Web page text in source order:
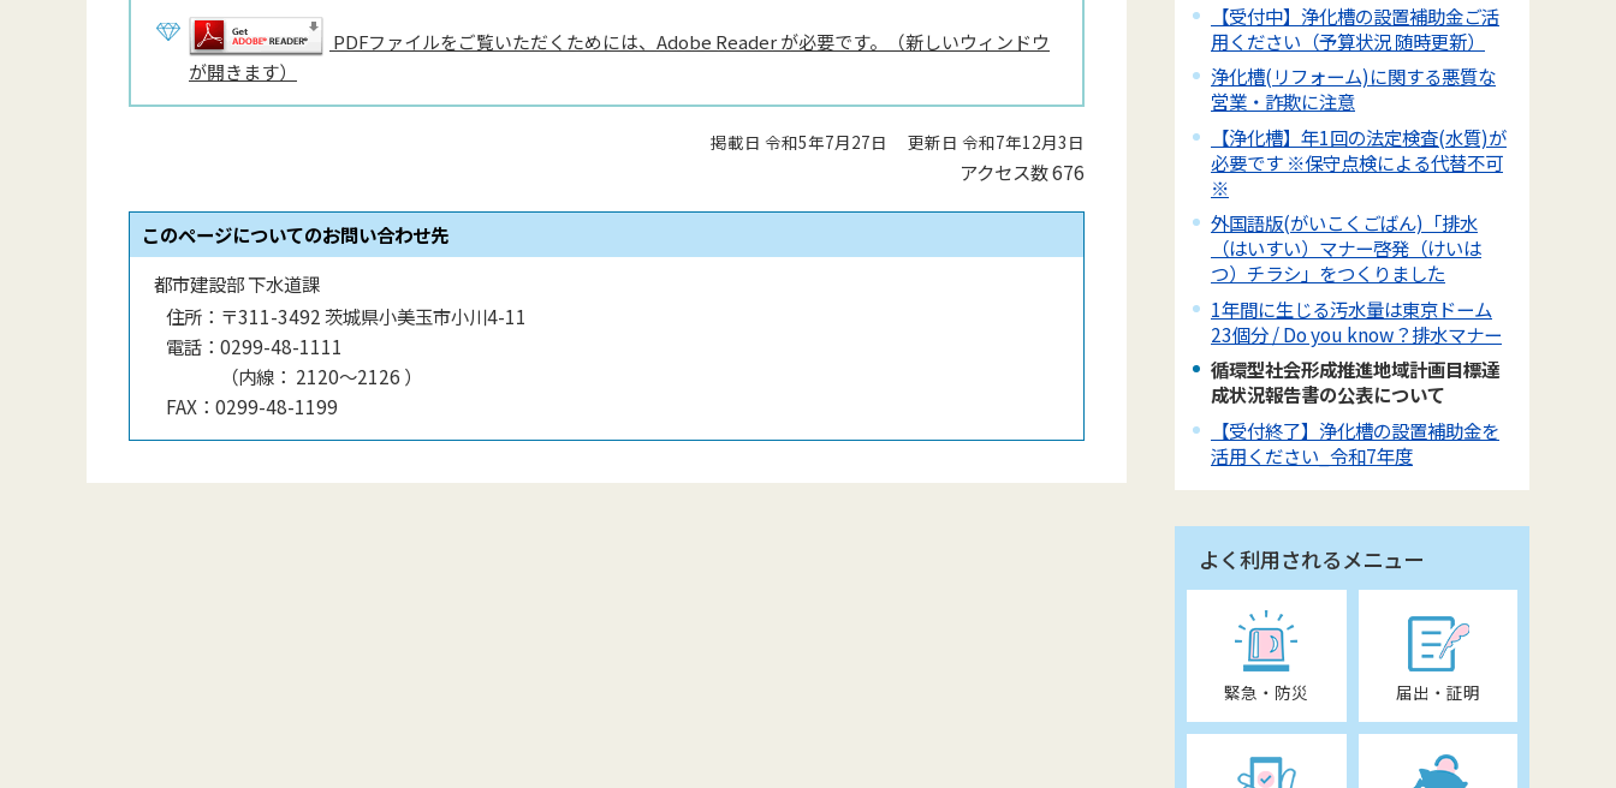
PDFファイルをご覧いただくためには、Adobe Reader が必要です。（新しいウィンドウ
が開きます）
掲載日 令和5年7月27日 更新日 令和7年12月3日
アクセス数676
このページについてのお問い合わせ先
都市建設部 下水道課
住所： 〒311-3492 茨城県小美玉市小川4-11
電話： 0299-48-1111
（内線 ： 2120〜2126 ）
FAX： 0299-48-1199
【受付中】浄化槽の設置補助金ご活
用ください（予算状況 随時更新）
浄化槽(リフォーム)に関する悪質な
営業・詐欺に注意
【浄化槽】年1回の法定検査(水質)が
必要です ※保守点検による代替不可
※
外国語版(がいこくごばん)「排水
（はいすい）マナー啓発（けいは
つ）チラシ」をつくりました
1年間に生じる汚水量は東京ドーム
23個分 / Do you know？排水マナー
循環型社会形成推進地域計画目標達
成状況報告書の公表について
【受付終了】浄化槽の設置補助金を
活用ください_令和7年度
よく利用されるメニュー
緊急・防災 届出・証明